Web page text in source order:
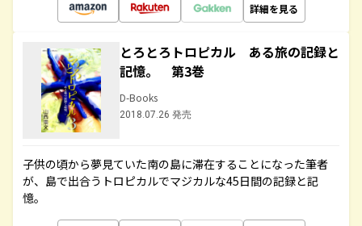
詳細を見る
とろとろトロピカル ある旅の記録と
記憶。 第3巻
D-Books
2018.07.26 発売
子供の頃から夢見ていた南の島に滞在することになった筆者
が、島で出合うトロピカルでマジカルな45日間の記録と記
憶。